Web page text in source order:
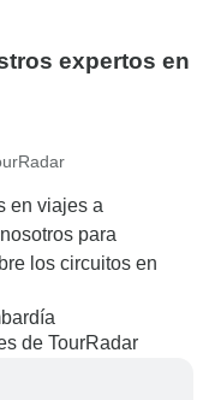
expertos en
en viajes a
para
los circuitos en
de TourRadar